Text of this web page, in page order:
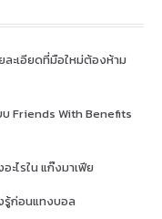
ะเอียดที่มือใหม่ต้องห้าม
บ Friends With Benefits
ะไรใน แก๊งมาเฟีย
รู้ก่อนแทงบอล